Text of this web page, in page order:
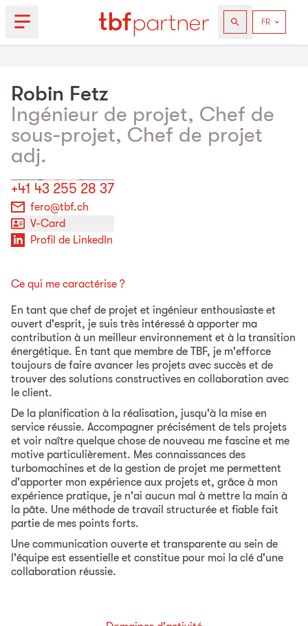
Robin Fetz
Ingénieur de projet, Chef de
sous-projet, Chef de projet
adj.
+41 43 255 28 37
fero@tbf.ch
V-Card
Profil de LinkedIn
Ce qui me caractérise ?
En tant que chef de projet et ingénieur enthousiaste et
ouvert d'esprit, je suis très intéressé à apporter ma
contribution à un meilleur environnement et à la transition
énergétique. En tant que membre de TBF, je m'efforce
toujours de faire avancer les projets avec succès et de
trouver des solutions constructives en collaboration avec
le client.
De la planification à la réalisation, jusqu'à la mise en
service réussie. Accompagner précisément de tels projets
et voir naître quelque chose de nouveau me fascine et me
motive particulièrement. Mes connaissances des
turbomachines et de la gestion de projet me permettent
d'apporter mon expérience aux projets et, grâce à mon
expérience pratique, je n'ai aucun mal à mettre la main à
la pâte. Une méthode de travail structurée et fiable fait
partie de mes points forts.
Une communication ouverte et transparente au sein de
l'équipe est essentielle et constitue pour moi la clé d'une
collaboration réussie.